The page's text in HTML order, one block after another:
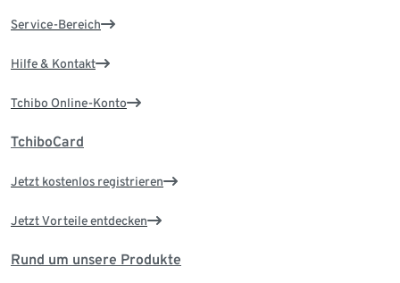
Service-Bereich
Hilfe & Kontakt
Tchibo Online-Konto
TchiboCard
Jetzt kostenlos registrieren
Jetzt Vorteile entdecken
Rund um unsere Produkte